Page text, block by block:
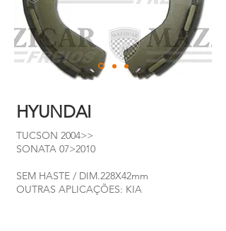
HYUNDAI
TUCSON 2004>>
SONATA 07>2010
SEM HASTE / DIM.228X42mm
OUTRAS APLICAÇÕES: KIA